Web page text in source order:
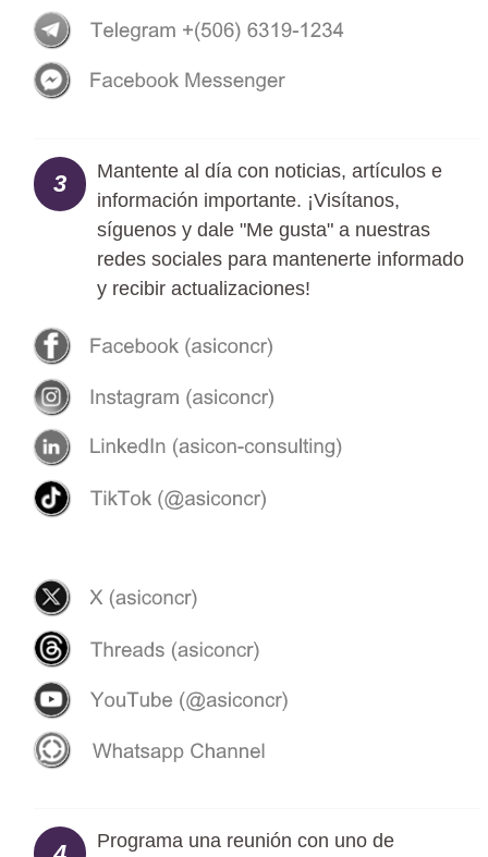
3
Mantente al día con noticias, artículos e
información importante. ¡Visítanos,
síguenos y dale "Me gusta" a nuestras
redes sociales para mantenerte informado
y recibir actualizaciones!
Programa una reunión con uno de